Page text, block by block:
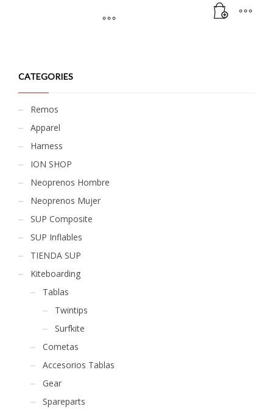
CATEGORIES
Remos
Apparel
Harness
ION SHOP
Neoprenos Hombre
Neoprenos Mujer
SUP Composite
SUP Inflables
TIENDA SUP
Kiteboarding
Tablas
Twintips
Surfkite
Cometas
Accesorios Tablas
Gear
Spareparts